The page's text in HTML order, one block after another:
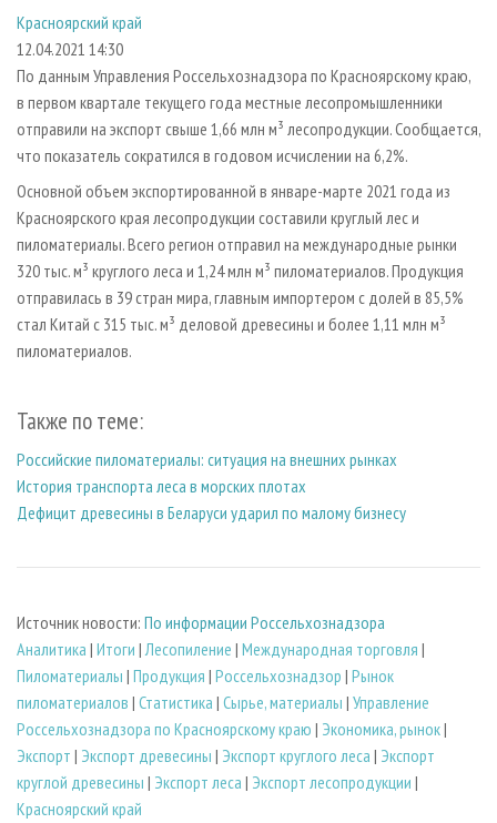
СУШКА ДРЕВЕСИНЫ
ПРОИЗВОДСТВО ДРЕВЕСНЫХ ПЛИТ
ДЕРЕВЯННОЕ ДОМОСТРОЕНИЕ
ПРОИЗВОДСТВО МЕБЕЛИ
БИОЭНЕРГЕТИКА
ЦБП
ИНСТРУМЕНТ И МАТЕРИАЛЫ
ПЕРСОНЫ
МОБИЛЬНЫЕ ВЫСТАВКИ
ОФИЦИАЛЬНЫЕ ДЕЛЕГАЦИИ
ПРИОРИТЕТНЫЕ ИНВЕСТПРОЕКТЫ
RUSSIAN FORESTRY REVIEW
ГАЗЕТА ЛЕСПРОМФОРУМ
БИБЛИОТЕКА СПЕЦИАЛИСТА
КОНТАКТЫ
РЕКЛАМА
РЕКЛАМА НА САЙТЕ
Красноярский край
12.04.2021 14:30
По данным Управления Россельхознадзора по Красноярскому краю,
в первом квартале текущего года местные лесопромышленники
отправили на экспорт свыше 1,66 млн м³ лесопродукции. Сообщается,
что показатель сократился в годовом исчислении на 6,2%.
Основной объем экспортированной в январе-марте 2021 года из
Красноярского края лесопродукции составили круглый лес и
пиломатериалы. Всего регион отправил на международные рынки
320 тыс. м³ круглого леса и 1,24 млн м³ пиломатериалов. Продукция
отправилась в 39 стран мира, главным импортером с долей в 85,5%
стал Китай с 315 тыс. м³ деловой древесины и более 1,11 млн м³
пиломатериалов.
Также по теме:
Российские пиломатериалы: ситуация на внешних рынках
История транспорта леса в морских плотах
Дефицит древесины в Беларуси ударил по малому бизнесу
Источник новости: По информации Россельхознадзора
Аналитика | Итоги | Лесопиление | Международная торговля |
Пиломатериалы | Продукция | Россельхознадзор | Рынок
пиломатериалов | Статистика | Сырье, материалы | Управление
Россельхознадзора по Красноярскому краю | Экономика, рынок|
Экспорт | Экспорт древесины | Экспорт круглого леса | Экспорт
круглой древесины | Экспорт леса | Экспорт лесопродукции |
Красноярский край